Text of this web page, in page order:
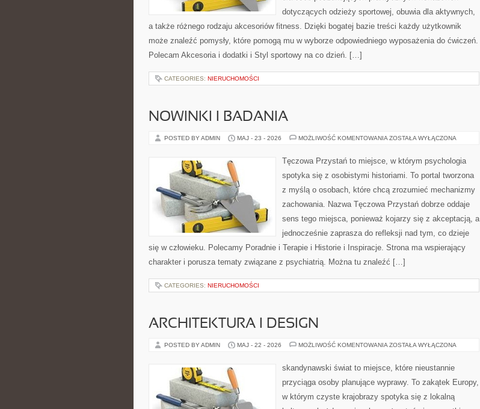
dotyczących odzieży sportowej, obuwia dla aktywnych,
a także różnego rodzaju akcesoriów fitness. Dzięki bogatej bazie treści każdy użytkownik
może znaleźć pomysły, które pomogą mu w wyborze odpowiedniego wyposażenia do ćwiczeń.
Polecam Akcesoria i dodatki i Styl sportowy na co dzień. […]
CATEGORIES: NIERUCHOMOŚCI
NOWINKI I BADANIA
POSTED BY ADMIN MAJ - 23 - 2026 MOŻLIWOŚĆ KOMENTOWANIA NOWINKI
ZOSTAŁA WYŁĄCZONA
Tęczowa Przystań to miejsce, w którym psychologia
spotyka się z osobistymi historiami. To portal tworzona
z myślą o osobach, które chcą zrozumieć mechanizmy
zachowania. Nazwa Tęczowa Przystań dobrze oddaje
sens tego miejsca, ponieważ kojarzy się z akceptacją, a
jednocześnie zaprasza do refleksji nad tym, co dzieje
się w człowieku. Polecamy Poradnie i Terapie i Historie i Inspiracje. Strona ma wspierający
charakter i porusza tematy związane z psychiatrią. Można tu znaleźć […]
CATEGORIES: NIERUCHOMOŚCI
ARCHITEKTURA I DESIGN
POSTED BY ADMIN MAJ - 22 - 2026 MOŻLIWOŚĆ KOMENTOWANIA ARCHITEKTURA
ZOSTAŁA WYŁĄCZONA
skandynawski świat to miejsce, które nieustannie
przyciąga osoby planujące wyprawy. To zakątek Europy,
w którym czyste krajobrazy spotyka się z lokalną